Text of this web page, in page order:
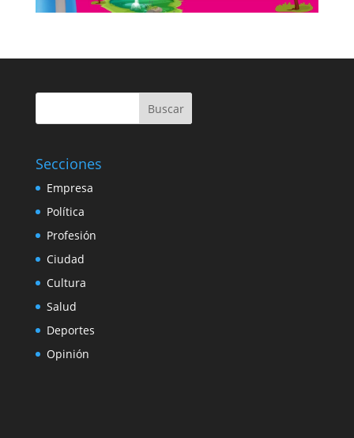
Buscar
Secciones
Empresa
Política
Profesión
Ciudad
Cultura
Salud
Deportes
Opinión